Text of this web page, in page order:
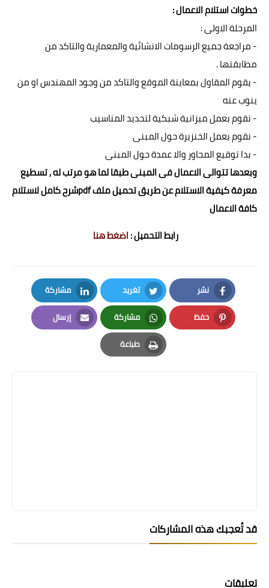
خطوات استلام الاعمال :
المرحلة الاولى :
- مراجعة جميع الرسومات الانشائية والمعمارية والتاكد من
مطابقتها .
- يقوم المقاول بمعاينة الموقع والتاكد من وجود المهندس او من
ينوب عنه
- نقوم بعمل ميزانية شبكية لتحديد المناسيب
- نقوم بعمل الخنزيرة حول المبنى
- بدا توقيع المحاور والا عمدة حول المبنى
وبعدها تتوالى الاعمال فى المبنى طبقا لما هو مرتب له , تسطيع
معرفة كيفية الاستلام عن طريق تحميل ملفpdfشرح كامل لاستلام
كافة الاعمال
رابط التحميل :اضغط هنا
نشر
Facebook
تغريد
Twitter
مشاركة
LinkedIn
حفظ
Pinterest
مشاركة
Whatsapp
إرسال
Email
طباعة
Print
قد تُعجبك هذه المشاركات
تعليقات